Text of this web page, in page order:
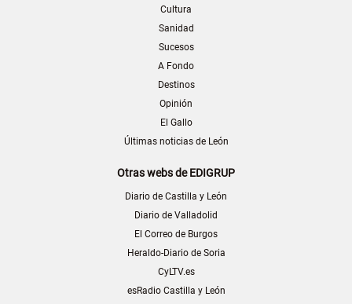
Cultura
Sanidad
Sucesos
A Fondo
Destinos
Opinión
El Gallo
Últimas noticias de León
Otras webs de EDIGRUP
Diario de Castilla y León
Diario de Valladolid
El Correo de Burgos
Heraldo-Diario de Soria
CyLTV.es
esRadio Castilla y León